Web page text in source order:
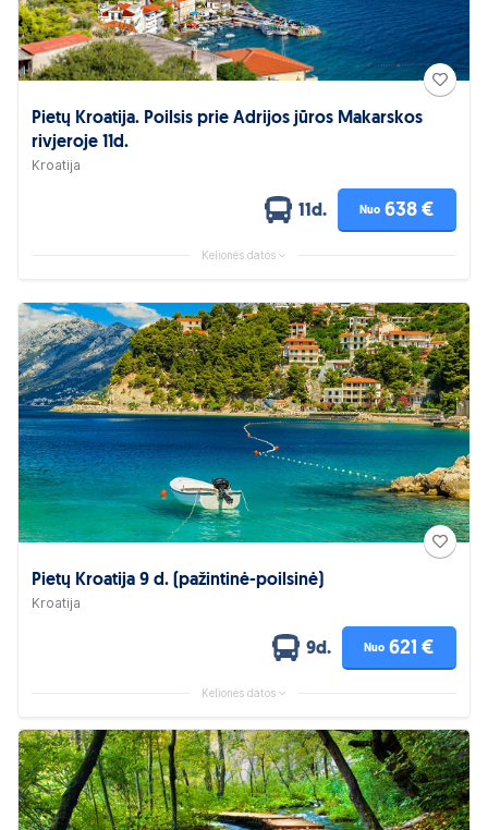
Pietų Kroatija. Poilsis prie Adrijos jūros Makarskos
rivjeroje 11d.
Kroatija
11d. Nuo 638 €
Kelionės datos
Pietų Kroatija 9 d. (pažintinė-poilsinė)
Kroatija
9d. Nuo 621 €
Kelionės datos